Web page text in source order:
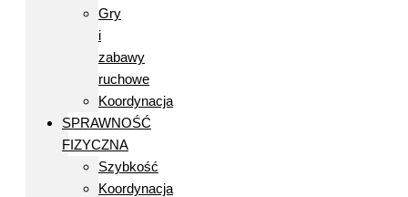
Gry
i
zabawy
ruchowe
Koordynacja
SPRAWNOŚĆ
FIZYCZNA
Szybkość
Koordynacja